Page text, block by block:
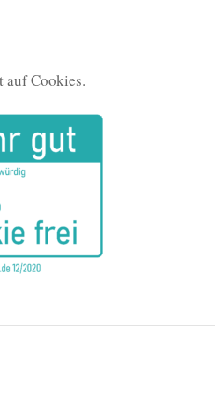
auf Cookies.